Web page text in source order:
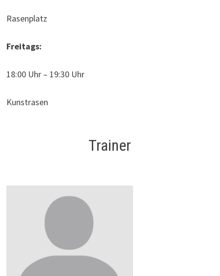
Rasenplatz
Freitags:
18:00 Uhr – 19:30 Uhr
Kunstrasen
Trainer